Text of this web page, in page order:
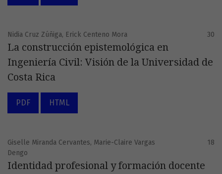
Nidia Cruz Zúñiga, Erick Centeno Mora 30
La construcción epistemológica en
Ingeniería Civil: Visión de la Universidad de
Costa Rica
PDF HTML
Giselle Miranda Cervantes, Marie-Claire Vargas
Dengo
18
Identidad profesional y formación docente